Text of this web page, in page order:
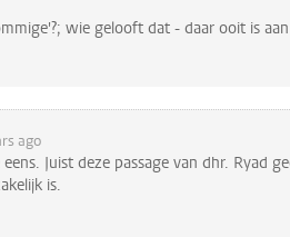
wie gelooft dat - daar ooit is
ago
Juist deze passage van dhr. Ryad
is.